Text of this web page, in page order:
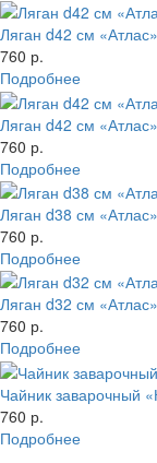
Ляган d42 см
760 р.
Подробнее
Ляган d42 см
760 р.
Подробнее
Ляган d38 см
760 р.
Подробнее
Ляган d32 см
760 р.
Подробнее
Чайник заварочный
760 р.
Подробнее